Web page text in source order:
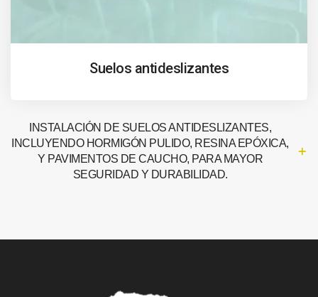
Suelos antideslizantes
INSTALACIÓN DE SUELOS ANTIDESLIZANTES,
INCLUYENDO HORMIGÓN PULIDO, RESINA EPÓXICA,
Y PAVIMENTOS DE CAUCHO, PARA MAYOR
SEGURIDAD Y DURABILIDAD.